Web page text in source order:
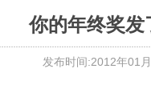
你的年终奖发
发布时间:2012年01